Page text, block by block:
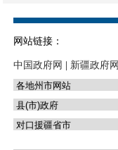
网站链接：
中国政府网 新疆政府网